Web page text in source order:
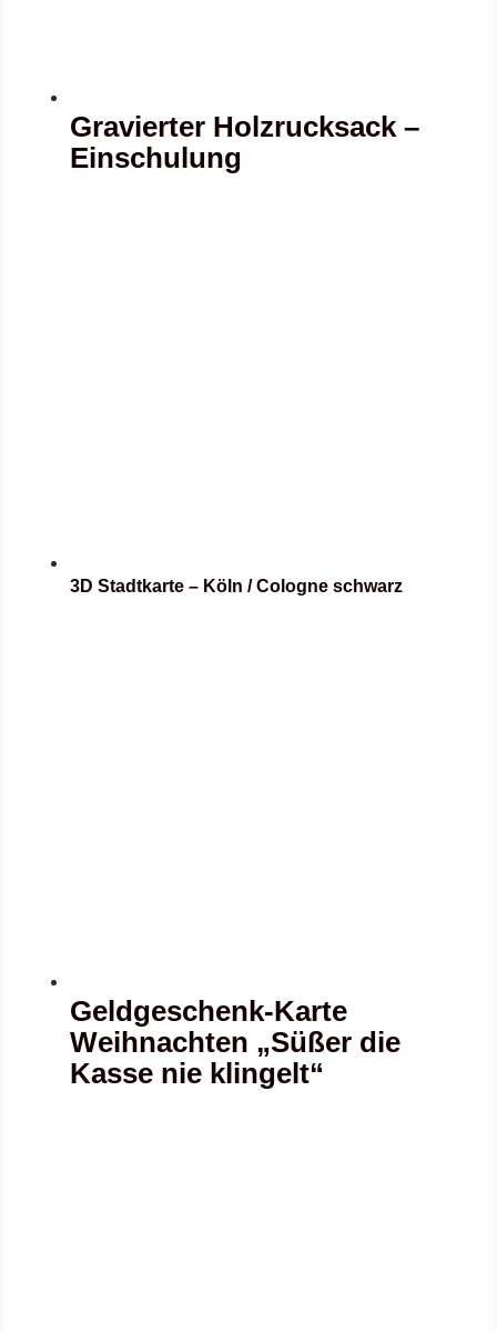
Gravierter Holzrucksack –
Einschulung
3D Stadtkarte – Köln / Cologne schwarz
Geldgeschenk-Karte
Weihnachten „Süßer die
Kasse nie klingelt“